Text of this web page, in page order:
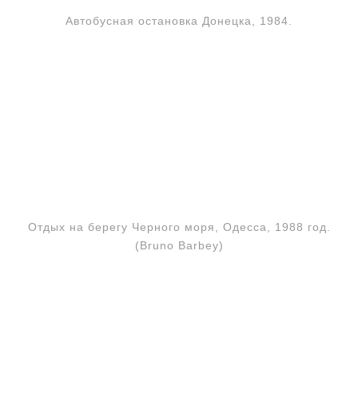
Автобусная остановка Донецка, 1984.
Отдых на берегу Черного моря, Одесса, 1988 год.
(Bruno Barbey)